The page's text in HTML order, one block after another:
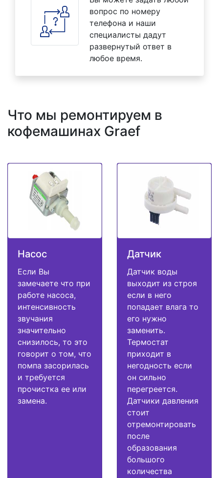
вопрос по номеру
телефона и наши
специалисты дадут
развернутый ответ в
любое время.
Что мы ремонтируем в
кофемашинах Graef
Насос
Если Вы
замечаете что при
работе насоса,
интенсивность
звучания
значительно
снизилось, то это
говорит о том, что
помпа засорилась
и требуется
прочистка ее или
замена.
Датчик
Датчик воды
выходит из строя
если в него
попадает влага то
его нужно
заменить.
Термостат
приходит в
негодность если
он сильно
перегреется.
Датчики давления
стоит
отремонтировать
после
образования
большого
количества